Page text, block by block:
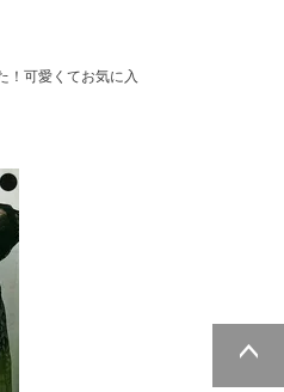
！可愛くてお気に入